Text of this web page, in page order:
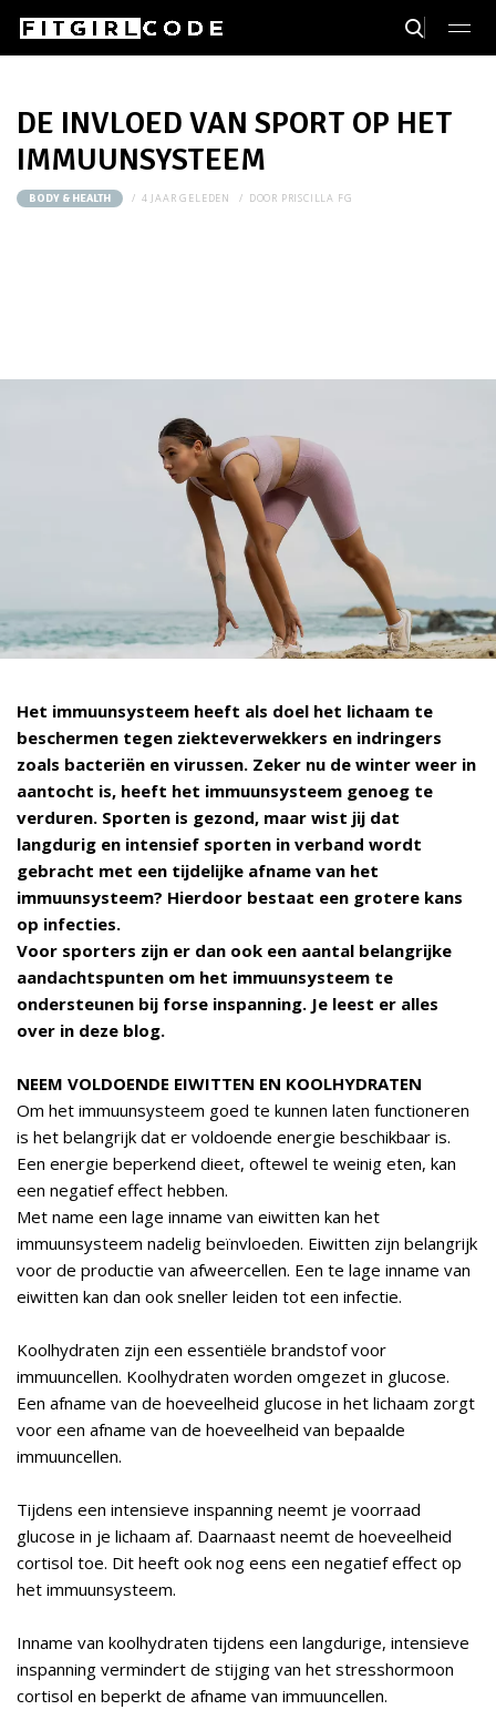
DE INVLOED VAN SPORT OP HET
IMMUUNSYSTEEM
BODY & HEALTH 4 JAAR GELEDEN DOOR PRISCILLA FG
Het immuunsysteem heeft als doel het lichaam te
beschermen tegen ziekteverwekkers en indringers
zoals bacteriën en virussen. Zeker nu de winter weer in
aantocht is, heeft het immuunsysteem genoeg te
verduren. Sporten is gezond, maar wist jij dat
langdurig en intensief sporten in verband wordt
gebracht met een tijdelijke afname van het
immuunsysteem? Hierdoor bestaat een grotere kans
op infecties.
Voor sporters zijn er dan ook een aantal belangrijke
aandachtspunten om het immuunsysteem te
ondersteunen bij forse inspanning. Je leest er alles
over in deze blog.
NEEM VOLDOENDE EIWITTEN EN KOOLHYDRATEN
Om het immuunsysteem goed te kunnen laten functioneren
is het belangrijk dat er voldoende energie beschikbaar is.
Een energie beperkend dieet, oftewel te weinig eten, kan
een negatief effect hebben.
Met name een lage inname van eiwitten kan het
immuunsysteem nadelig beïnvloeden. Eiwitten zijn belangrijk
voor de productie van afweercellen. Een te lage inname van
eiwitten kan dan ook sneller leiden tot een infectie.
Koolhydraten zijn een essentiële brandstof voor
immuuncellen. Koolhydraten worden omgezet in glucose.
Een afname van de hoeveelheid glucose in het lichaam zorgt
voor een afname van de hoeveelheid van bepaalde
immuuncellen.
Tijdens een intensieve inspanning neemt je voorraad
glucose in je lichaam af. Daarnaast neemt de hoeveelheid
cortisol toe. Dit heeft ook nog eens een negatief effect op
het immuunsysteem.
Inname van koolhydraten tijdens een langdurige, intensieve
inspanning vermindert de stijging van het stresshormoon
cortisol en beperkt de afname van immuuncellen.